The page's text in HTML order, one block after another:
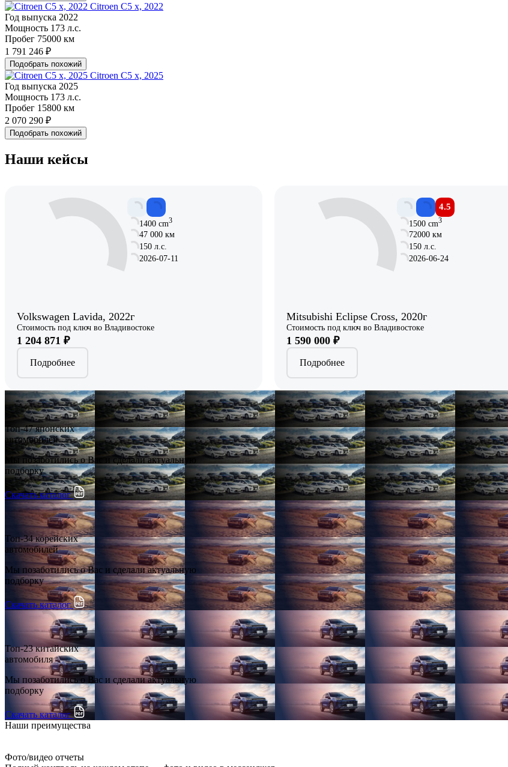
Citroen C5 x, 2022
Год выпуска 2022
Мощность 173 л.с.
Пробег 75000 км
1 791 246 ₽
Подобрать похожий
Citroen C5 x, 2025
Год выпуска 2025
Мощность 173 л.с.
Пробег 15800 км
2 070 290 ₽
Подобрать похожий
Наши кейсы
1400 cm3
47 000 км
150 л.с.
2026-07-11
Volkswagen Lavida, 2022г
Стоимость под ключ во Владивостоке
1 204 871 ₽
Подробнее
4.5
1500 cm3
72000 км
150 л.с.
2026-06-24
Mitsubishi Eclipse Cross, 2020г
Стоимость под ключ во Владивостоке
1 590 000 ₽
Подробнее
Топ-47 японских
автомобилей
Мы позаботились о Вас и сделали актуальную
подборку
Скачать каталог
Топ-34 корейских
автомобилей
Мы позаботились о Вас и сделали актуальную
подборку
Скачать каталог
Топ-23 китайских
автомобиля
Мы позаботились о Вас и сделали актуальную
подборку
Скачать каталог
Наши преимущества
Фото/видео отчеты